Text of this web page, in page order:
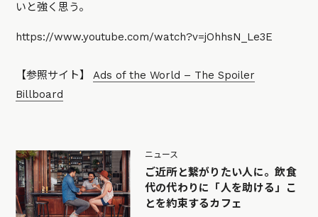
いと強く思う。
https://www.youtube.com/watch?v=jOhhsN_Le3E
【参照サイト】Ads of the World – The Spoiler
Billboard
ニュース
ご近所と繋がりたい人に。飲食
代の代わりに「人を助ける」こ
とを約束するカフェ